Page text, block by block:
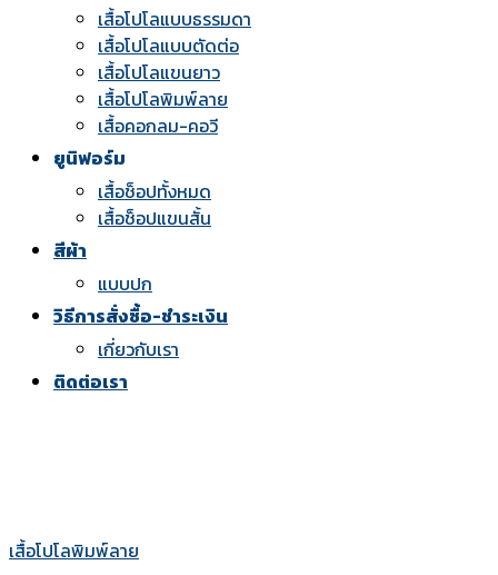
เสื้อโปโลแบบธรรมดา
เสื้อโปโลแบบตัดต่อ
เสื้อโปโลแขนยาว
เสื้อโปโลพิมพ์ลาย
เสื้อคอกลม-คอวี
ยูนิฟอร์ม
เสื้อช็อปทั้งหมด
เสื้อช็อปแขนสั้น
สีผ้า
แบบปก
วิธีการสั่งซื้อ-ชำระเงิน
เกี่ยวกับเรา
ติดต่อเรา
เสื้อโปโลพิมพ์ลาย